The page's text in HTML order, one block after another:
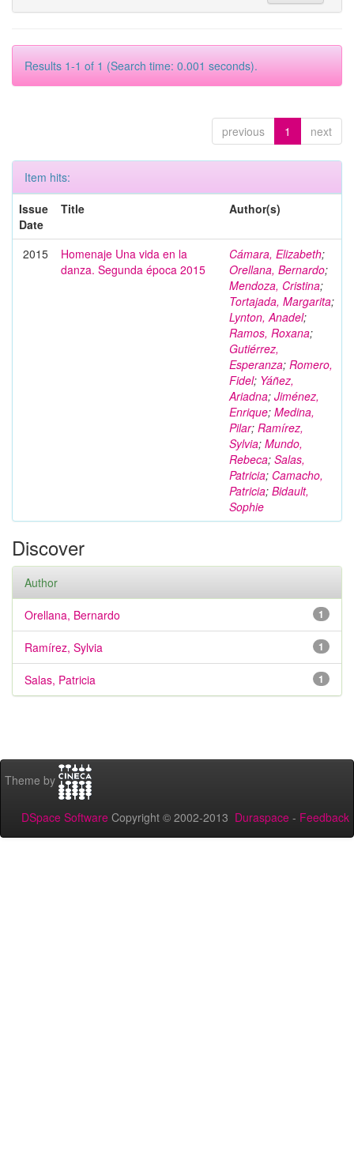
Results 1-1 of 1 (Search time: 0.001 seconds).
previous 1 next
Item hits:
Issue
Date
Title Author(s)
2015
Homenaje Una vida en la
danza. Segunda época 2015
Cámara, Elizabeth;
Orellana, Bernardo;
Mendoza, Cristina;
Tortajada, Margarita;
Lynton, Anadel;
Ramos, Roxana;
Gutiérrez,
Esperanza; Romero,
Fidel; Yáñez,
Ariadna; Jiménez,
Enrique; Medina,
Pilar; Ramírez,
Sylvia; Mundo,
Rebeca; Salas,
Patricia; Camacho,
Patricia; Bidault,
Sophie
Discover
Author
1
Orellana, Bernardo
1
Ramírez, Sylvia
1
Salas, Patricia
Theme by
DSpace Software Copyright © 2002-2013 Duraspace - Feedback